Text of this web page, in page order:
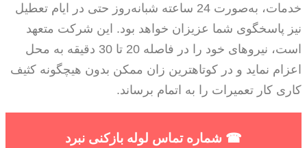
خدمات، به‌­صورت 24 ساعته شبانه­‌روز حتی در ایام تعطیل
نیز پاسخگوی شما عزیزان خواهد بود. این شرکت متعهد
است، نیروهای خود را در فاصله 20 تا 30 دقیقه به محل
اعزام نماید و در کوتاهترین زان ممکن بدون هیچ­گونه کثیف­‌
کاری کار تعمیرات را به اتمام برساند.
☎ شماره تماس لوله بازکنی نبرد